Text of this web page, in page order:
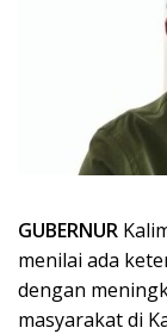
GUBERNUR
menilai ada
dengan
masyarakat di